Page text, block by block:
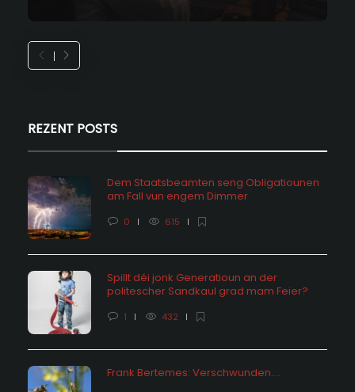
REZENT POSTS
Dem Staatsbeamten seng Obligatiounen
am Fall vun engem Dimmer
0 615
Spillt déi jonk Generatioun an der
politescher Sandkaul grad mam Feier?
1 432
Frank Bertemes: Verschwunden….